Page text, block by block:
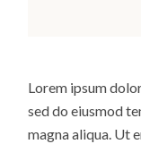
Lorem ipsum
sed do eiusmod
magna aliqua. Ut